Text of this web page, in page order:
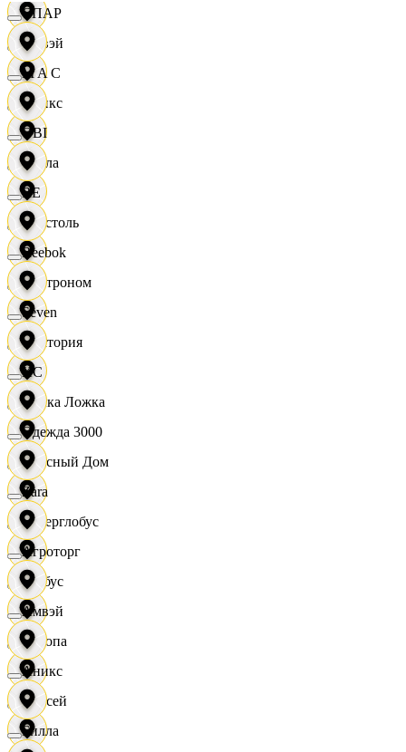
Амвэй
Аникс
Билла
Бристоль
Быстроном
Виктория
Вилка Ложка
Вкусный Дом
Гиперглобус
Глобус
Европа
Елисей
СПАР
M A C
OBI
RE
Reebok
Seven
XC
Одежда 3000
Zara
Агроторг
Амвэй
Аникс
Билла